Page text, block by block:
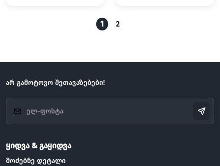
1 2
არ გამოტოვო შეთავაზებები!
ყიდვა & გაყიდვა
მოძებნე დეტალი